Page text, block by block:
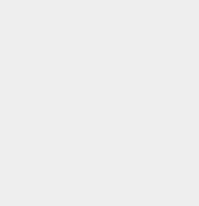
mạnh việc học tập và làm
tâm Thông tin đã tổ chức sinh hoạt